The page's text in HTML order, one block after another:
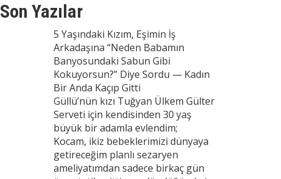
Son Yazılar
5 Yaşındaki Kızım, Eşimin İş
Arkadaşına “Neden Babamın
Banyosundaki Sabun Gibi
Kokuyorsun?” Diye Sordu — Kadın
Bir Anda Kaçıp Gitti
Güllü’nün kızı Tuğyan Ülkem Gülter
Serveti için kendisinden 30 yaş
büyük bir adamla evlendim;
Kocam, ikiz bebeklerimizi dünyaya
getireceğim planlı sezaryen
ameliyatımdan sadece birkaç gün